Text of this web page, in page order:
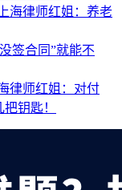
上海律师红姐：养老
签合同”就能不
海律师红姐：对付
钥匙！